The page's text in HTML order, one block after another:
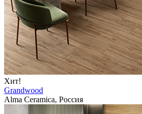
Хит!
Grandwood
Alma Ceramica, Россия